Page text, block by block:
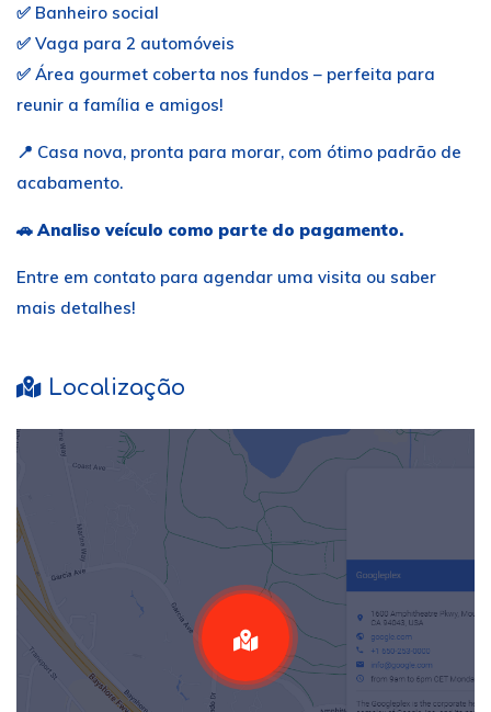
✅ Banheiro social
✅ Vaga para 2 automóveis
✅ Área gourmet coberta nos fundos – perfeita para
reunir a família e amigos!
📍 Casa nova, pronta para morar, com ótimo padrão de
acabamento.
🚗Analiso veículo como parte do pagamento.
Entre em contato para agendar uma visita ou saber
mais detalhes!
Localização